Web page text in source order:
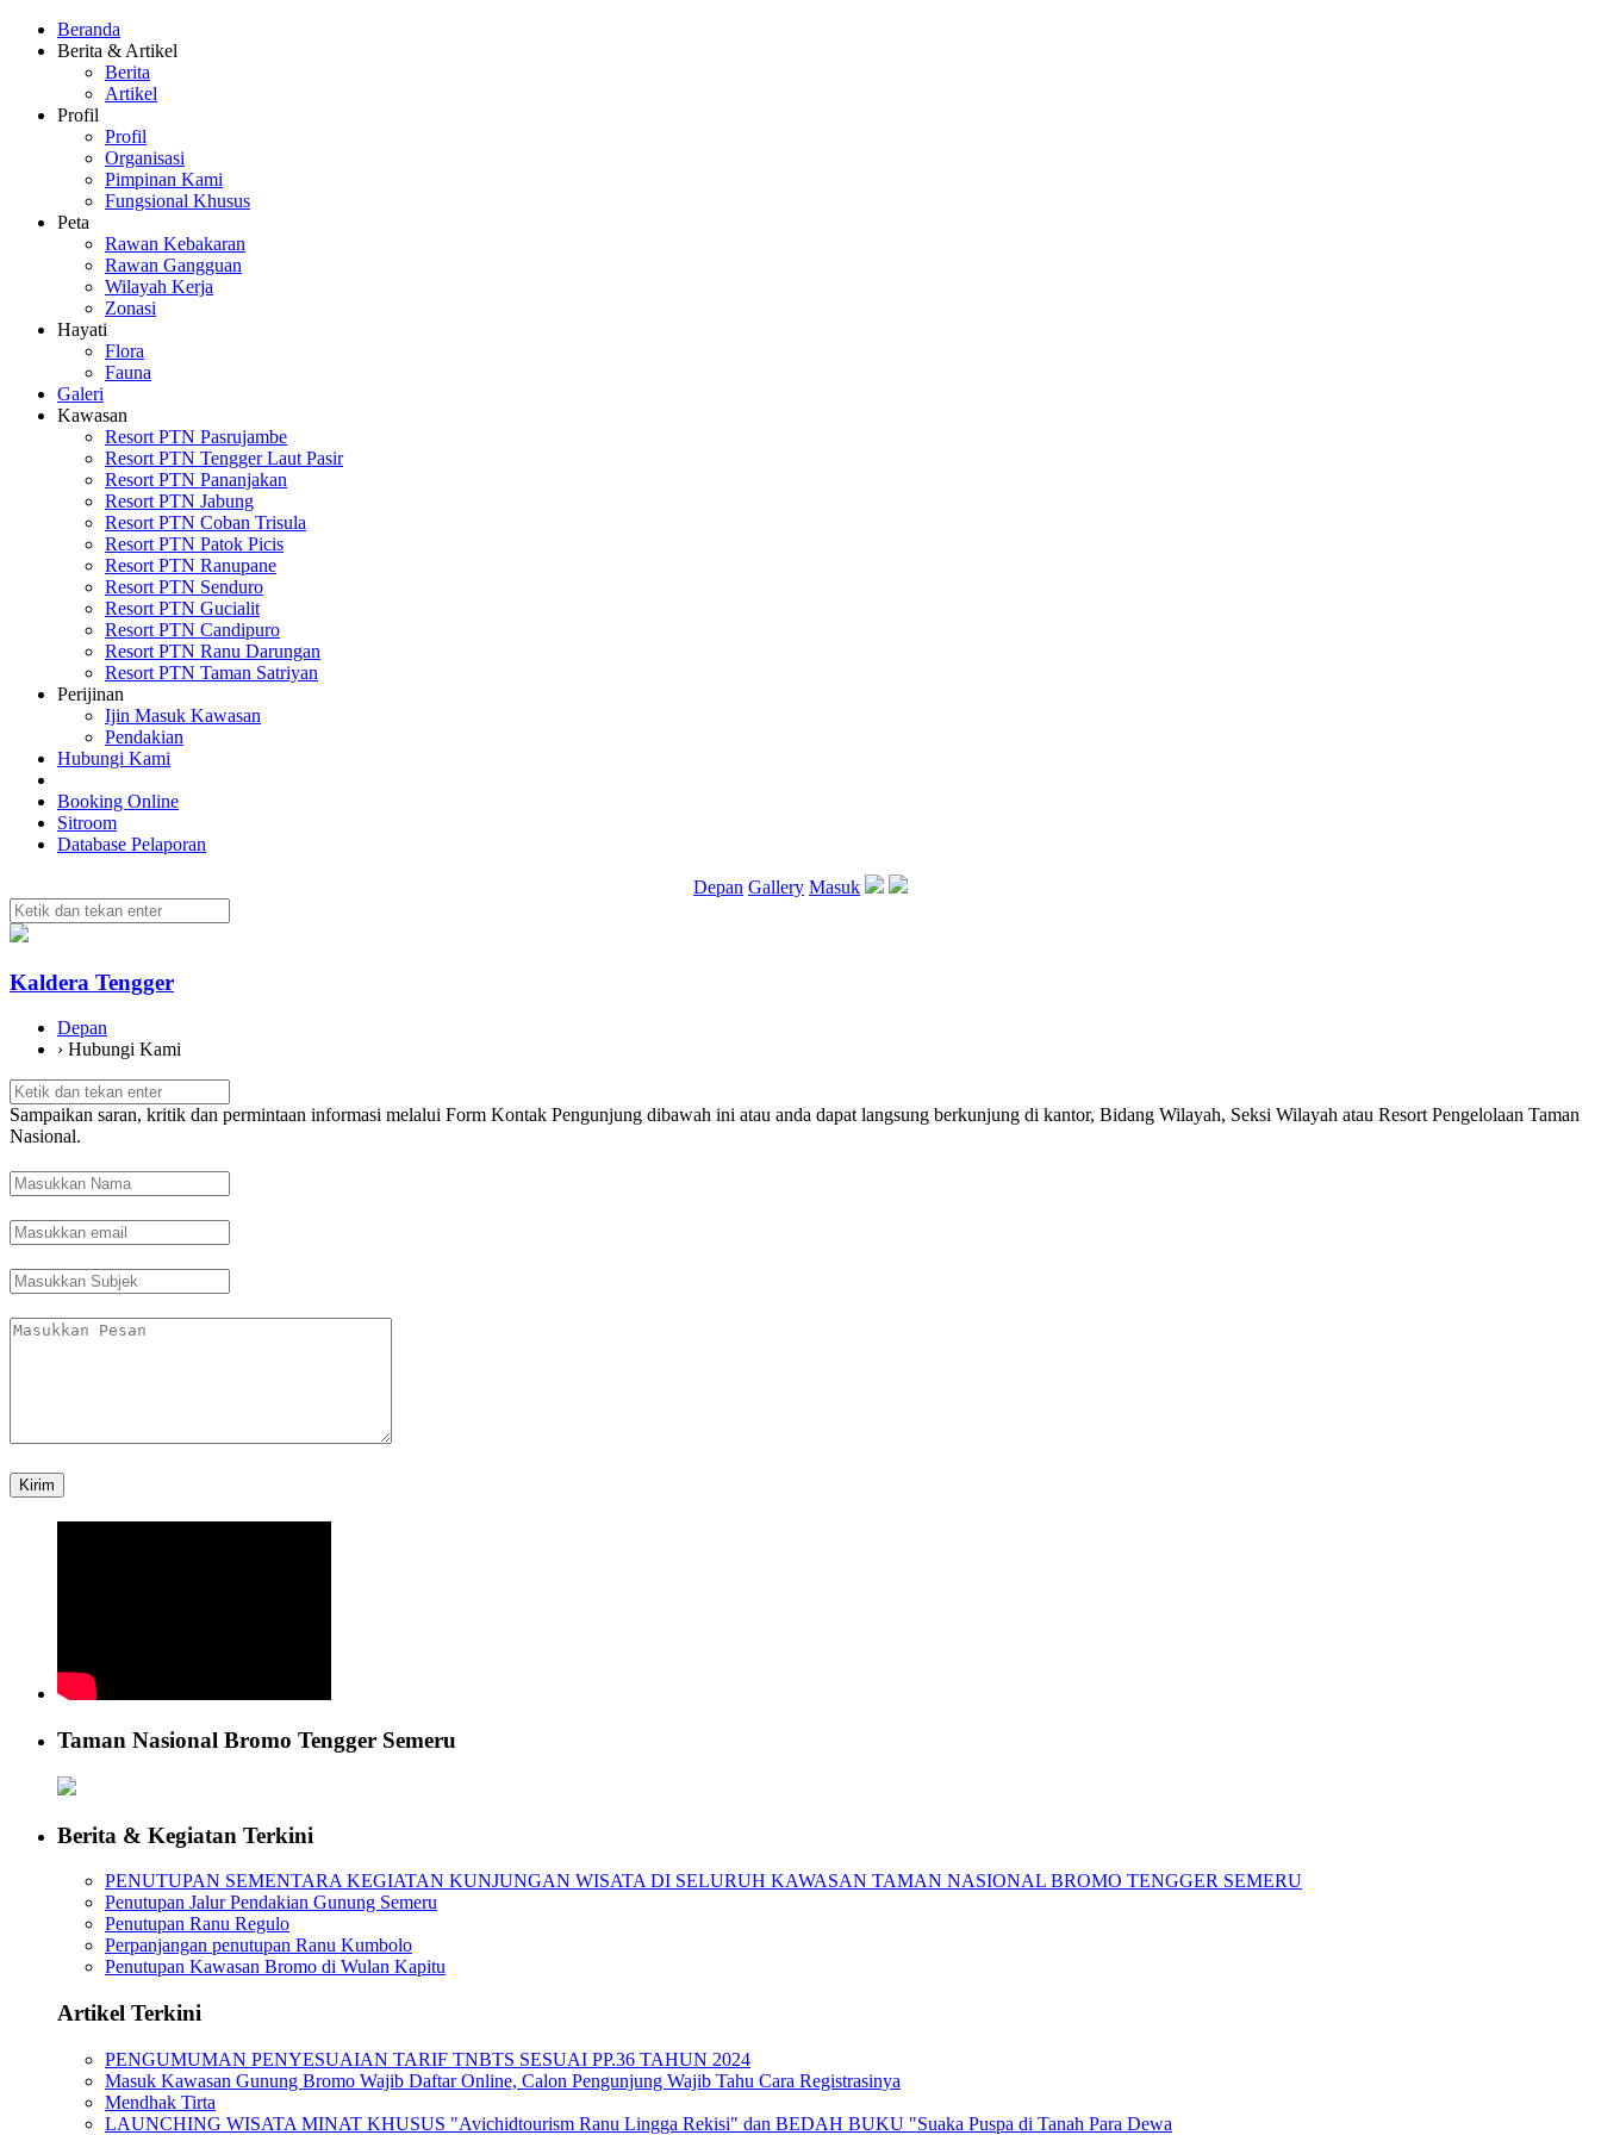
Beranda
Berita & Artikel
Berita
Artikel
Profil
Profil
Organisasi
Pimpinan Kami
Fungsional Khusus
Peta
Rawan Kebakaran
Rawan Gangguan
Wilayah Kerja
Zonasi
Hayati
Flora
Fauna
Galeri
Kawasan
Resort PTN Pasrujambe
Resort PTN Tengger Laut Pasir
Resort PTN Pananjakan
Resort PTN Jabung
Resort PTN Coban Trisula
Resort PTN Patok Picis
Resort PTN Ranupane
Resort PTN Senduro
Resort PTN Gucialit
Resort PTN Candipuro
Resort PTN Ranu Darungan
Resort PTN Taman Satriyan
Perijinan
Ijin Masuk Kawasan
Pendakian
Hubungi Kami
Booking Online
Sitroom
Database Pelaporan
Depan Gallery Masuk
Kaldera Tengger
Depan
› Hubungi Kami
Sampaikan saran, kritik dan permintaan informasi melalui Form Kontak Pengunjung dibawah ini atau anda dapat langsung berkunjung di kantor, Bidang Wilayah, Seksi Wilayah atau Resort Pengelolaan Taman
Nasional.
Kirim
Taman Nasional Bromo Tengger Semeru
Berita & Kegiatan Terkini
PENUTUPAN SEMENTARA KEGIATAN KUNJUNGAN WISATA DI SELURUH KAWASAN TAMAN NASIONAL BROMO TENGGER SEMERU
Penutupan Jalur Pendakian Gunung Semeru
Penutupan Ranu Regulo
Perpanjangan penutupan Ranu Kumbolo
Penutupan Kawasan Bromo di Wulan Kapitu
Artikel Terkini
PENGUMUMAN PENYESUAIAN TARIF TNBTS SESUAI PP.36 TAHUN 2024
Masuk Kawasan Gunung Bromo Wajib Daftar Online, Calon Pengunjung Wajib Tahu Cara Registrasinya
Mendhak Tirta
LAUNCHING WISATA MINAT KHUSUS "Avichidtourism Ranu Lingga Rekisi" dan BEDAH BUKU "Suaka Puspa di Tanah Para Dewa